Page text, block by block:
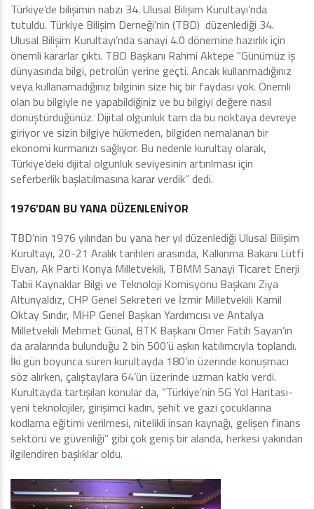
Türkiye’de bilişimin nabzı 34. Ulusal Bilişim Kurultayı’nda
tutuldu. Türkiye Bilişim Derneği’nin (TBD) düzenlediği 34.
Ulusal Bilişim Kurultayı’nda sanayi 4.0 dönemine hazırlık için
önemli kararlar çıktı. TBD Başkanı Rahmi Aktepe “Günümüz iş
dünyasında bilgi, petrolün yerine geçti. Ancak kullanmadığınız
veya kullanamadığınız bilginin size hiç bir faydası yok. Önemli
olan bu bilgiyle ne yapabildiğiniz ve bu bilgiyi değere nasıl
dönüştürdüğünüz. Dijital olgunluk tam da bu noktaya devreye
giriyor ve sizin bilgiye hükmeden, bilgiden nemalanan bir
ekonomi kurmanızı sağlıyor. Bu nedenle kurultay olarak,
Türkiye’deki dijital olgunluk seviyesinin artırılması için
seferberlik başlatılmasına karar verdik” dedi.
1976’DAN BU YANA DÜZENLENİYOR
TBD’nin 1976 yılından bu yana her yıl düzenlediği Ulusal Bilişim
Kurultayı, 20-21 Aralık tarihleri arasında, Kalkınma Bakanı Lütfi
Elvan, Ak Parti Konya Milletvekili, TBMM Sanayi Ticaret Enerji
Tabii Kaynaklar Bilgi ve Teknoloji Komisyonu Başkanı Ziya
Altunyaldız, CHP Genel Sekreteri ve İzmir Milletvekili Kamil
Oktay Sındır, MHP Genel Başkan Yardımcısı ve Antalya
Milletvekili Mehmet Günal, BTK Başkanı Ömer Fatih Sayan’ın
da aralarında bulunduğu 2 bin 500’ü aşkın katılımcıyla toplandı.
İki gün boyunca süren kurultayda 180’in üzerinde konuşmacı
söz alırken, çalıştaylara 64’ün üzerinde uzman katkı verdi.
Kurultayda tartışılan konular da, “Türkiye’nin 5G Yol Haritası-
yeni teknolojiler, girişimci kadın, şehit ve gazi çocuklarına
kodlama eğitimi verilmesi, nitelikli insan kaynağı, gelişen finans
sektörü ve güvenliği” gibi çok geniş bir alanda, herkesi yakından
ilgilendiren başlıklar oldu.